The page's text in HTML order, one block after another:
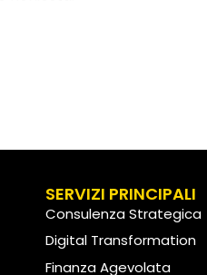
SERVIZI PRINCIPALI
Consulenza Strategica
Digital Transformation
Finanza Agevolata